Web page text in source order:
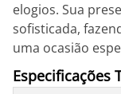
elogios. Sua
sofisticada,
uma ocasião
Especificações